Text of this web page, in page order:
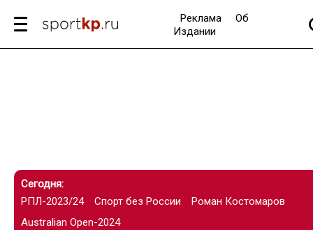
Реклама
Об
Издании
Сегодня:
РПЛ-2023/24
Спорт без России
Роман Костомаров
Australian Open-2024